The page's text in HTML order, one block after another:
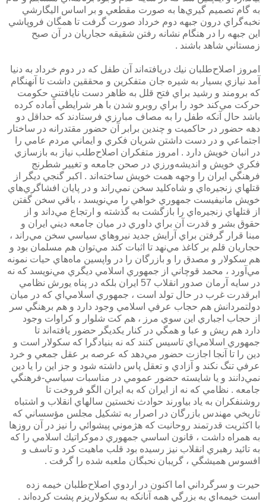
به گام تصميم گيري‌ها به صورت مقطعي و بر اساس اليگارشي
نخبه‌گراي درون جبهه دوم خرداد صورت گرفت تا همگان فروپاشي
اين جبهه را در هنگام نشانه رفتن شقيقه حجاريان در آن صبح
زمستاني شاهد باشند .
امروز اصلاح‌طلبان نيك دريافته‌اند آن طفل كه در دوم خرداد به دنيا
آمد نيازي بسيار به شيره جان متفكرين و محققين داشت تا آنهنگام
كه برومند و رشيد براي فتح قلل به ظاهر دست نايافتني حكومت
حركت مي‌كند خود را براي روبرو شدن با هر شرايطي آماده كرده
باشد حال آنكه طفل را به مصاف مبارزي فرستادند كه حداقل دو
دهه حضور در حاكميت و چندين برابر آن حضور مقتدرانه در ساختار
اجتماعي و در دست داشتن شريان فكري و ايماني مردم عامي را
در انبان خويش دارد . امروز متفكران اصلاح‌طلب نياز به بازسازي
فكري خويش و انديشه‌ورزي در صحن جامعه و تغيير شطرنج
فرهنگي ايران را وجهه همت خويش ساخته‌اند . اكبر گنجي ديگر از
قتلهاي زنجيره‌اي و شاه‌كليد سخن نمي‌راند و در پايان افشاگري‌هاي
خويش مانيفيست جمهوري خواهي را ‌مي‌نويسد ، باقي سخن گفتن
از قتلهاي زنجيره‌اي را بازگشت به گذشته و ارتجاع مي‌داند و از
حقوق بشر و قدرت آن براي داوري در ميان جامعه ديني ايران و
مبنا قرار گرفتن براي آرايش جديد نيروهاي سياسي سخن مي‌راند ،
حجاريان قلم بر كاغذ مي‌نهد تا اثبات كند مي‌توان هم مسلمان بود و
هم سكولار و مصدق را و بازرگان را در واپسين ماه‌هاي حيات نمونه
مي‌آورد ، محمد قوچاني از جمهوري اسلامي ديگري مي‌نويسد كه نه
در سايه آرمان صدور انقلاب 57 ايران بلكه در پناه يورش نظامي
ابرقدرت غرب در حال تولد است ، جمهوري اسلامي‌اي كه در ميان
دولتمردانش هم حجاب عرفي اسلامي وجود دارد و هم برهنگي سر
از حجاب اجباري اين سوي مرز ، هم كت شلوار و كراوات وجود
دارد هم ريش و عبا و همگي در كنار يكديگر حضور يافته‌اند تا
جمهوري اسلامي‌اي تاسيس كنند كه نه بنيادگرا كه سكولار است و
دين را تا آنجا اجازت حضور مي‌دهد كه عرصه بر عقل جمعي و خرد
عرفي تنگ نكند و آزادي و تعقل پاس داشته شود و جز اين را يا دين
نمي‌دانند و يا شايسته حضور عمومي در مناسبات سياسي-فرهنگي
جامعه . نظامي كه نه از ايران كه به ايران الگو فروخت تا
روشنفكران به ياد بياورند حوادث نخستين سالهاي انقلاب و اشتباه
تاريخي مهندس بازرگان در اصرار به تشكيل مجلس مؤسساني كه
با اكثريت قدرتمند روحانيت كه هژموني پيشوائي را نيز در آن روزها
به همراه داشت ، قانون اساسي جمهوري دموكراتيك اسلامي را كه
به تائيد رهبري انقلاب نيز رسيده بود قلب ماهيت كرد و تاسف و
افسوس هميشگي ، گريبان نحبگان ملعبه شده را گرفت .
حيرت و سرگرداني اما اكنون در اردوي اصلاح‌طلبان خيمه زده
است خيمه‌اي به بزرگي همه آنانكه به سكولاريزم پشت كرده‌اند .